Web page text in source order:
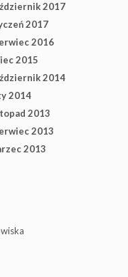
2017
2017
2016
2015
2014
2014
2013
2013
2013